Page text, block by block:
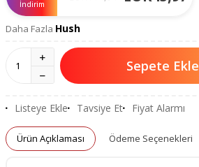
İndirim
Daha Fazla Hush
Sepete Ekle
Listeye Ekle Tavsiye Et Fiyat Alarmı
Ürün Açıklaması Ödeme Seçenekleri